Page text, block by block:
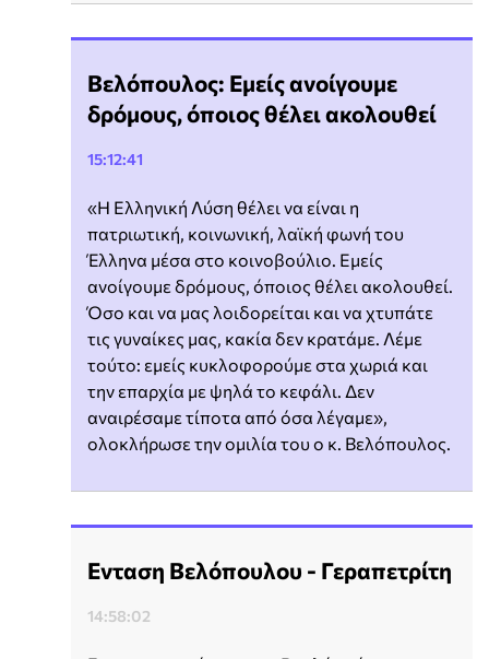
Βελόπουλος: Εμείς ανοίγουμε
δρόμους, όποιος θέλει ακολουθεί
15:12:41
«Η Ελληνική Λύση θέλει να είναι η
πατριωτική, κοινωνική, λαϊκή φωνή του
Έλληνα μέσα στο κοινοβούλιο. Εμείς
ανοίγουμε δρόμους, όποιος θέλει ακολουθεί.
Όσο και να μας λοιδορείται και να χτυπάτε
τις γυναίκες μας, κακία δεν κρατάμε. Λέμε
τούτο: εμείς κυκλοφορούμε στα χωριά και
την επαρχία με ψηλά το κεφάλι. Δεν
αναιρέσαμε τίποτα από όσα λέγαμε»,
ολοκλήρωσε την ομιλία του ο κ. Βελόπουλος.
Ενταση Βελόπουλου - Γεραπετρίτη
14:58:02